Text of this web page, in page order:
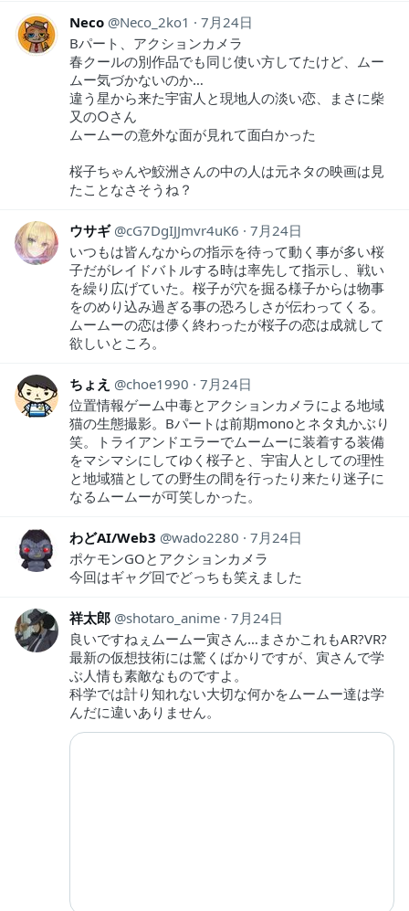
Neco Neco_2ko1
7月24日
Bパート、アクションカメラ
春クールの別作品でも同じ使い方してたけど、ムー
ムー気づかないのか…
違う星から来た宇宙人と現地人の淡い恋、まさに柴
又の○さん
ムームーの意外な面が見れて面白かった
桜子ちゃんや鮫洲さんの中の人は元ネタの映画は見
たことなさそうね？
ウサギ cG7DgIJJmvr4uK6
7月24日
いつもは皆んなからの指示を待って動く事が多い桜
子だがレイドバトルする時は率先して指示し、戦い
を繰り広げていた。桜子が穴を掘る様子からは物事
をのめり込み過ぎる事の恐ろしさが伝わってくる。
ムームーの恋は儚く終わったが桜子の恋は成就して
欲しいところ。
ちょえ choe1990
7月24日
位置情報ゲーム中毒とアクションカメラによる地域
猫の生態撮影。Bパートは前期monoとネタ丸かぶり
笑。トライアンドエラーでムームーに装着する装備
をマシマシにしてゆく桜子と、宇宙人としての理性
と地域猫としての野生の間を行ったり来たり迷子に
なるムームーが可笑しかった。
わどAI/Web3 wado2280
7月24日
ポケモンGOとアクションカメラ
今回はギャグ回でどっちも笑えました
祥太郎 shotaro_anime 7月24日
良いですねぇムームー寅さん…まさかこれもAR?VR?
最新の仮想技術には驚くばかりですが、寅さんで学
ぶ人情も素敵なものですよ。
科学では計り知れない大切な何かをムームー達は学
んだに違いありません。